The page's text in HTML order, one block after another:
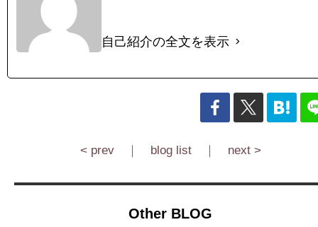
自己紹介の全文を表示
< prev｜ blog list｜ next >
Other BLOG